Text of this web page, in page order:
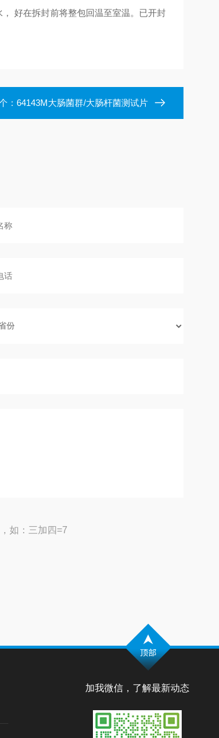
好在拆封前将整包回温至室温。已开封
： 64143M大肠菌群/大肠杆菌测试片
如：三加四=7
加我微信，了解最新动态